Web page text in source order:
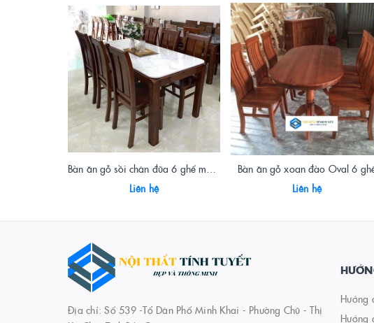
Bàn ăn gỗ sồi chân đũa 6 ghế mặt đá
Liên hệ
Bàn ăn gỗ xoan đào Oval 6
Liên hệ
Địa chỉ: Số 539 -Tổ Dân Phố Minh Khai - Phường Chũ - Thị
Hướng
Hướng